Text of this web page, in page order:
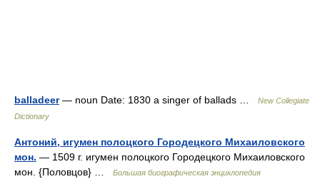
balladeer— noun Date: 1830 a singer of ballads …
New Collegiate
Dictionary
Антоний, игумен полоцкого Городецкого Михаиловского
мон. — 1509 г. игумен полоцкого Городецкого Михаиловского
мон. {Половцов} …
Большая биографическая энциклопедия